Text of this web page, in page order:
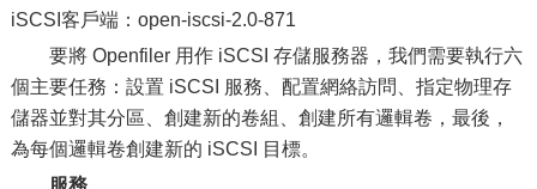
iSCSI客戶端：open-iscsi-2.0-871
要將 Openfiler 用作 iSCSI 存儲服務器，我們需要執行六
個主要任務：設置 iSCSI 服務、配置網絡訪問、指定物理存
儲器並對其分區、創建新的卷組、創建所有邏輯卷，最後，
為每個邏輯卷創建新的 iSCSI 目標。
服務